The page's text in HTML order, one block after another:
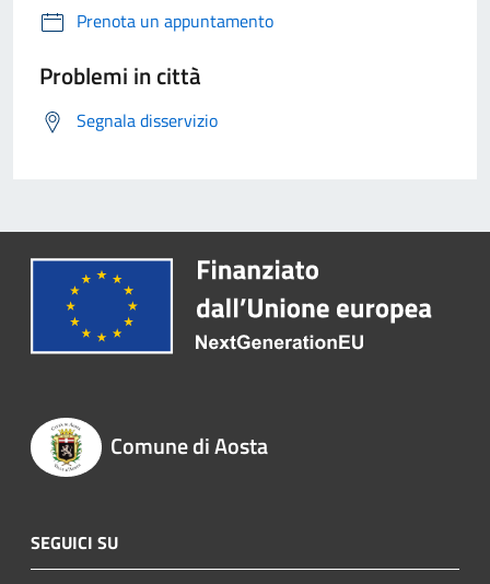
Prenota un appuntamento
Problemi in città
Segnala disservizio
Comune di Aosta
SEGUICI SU